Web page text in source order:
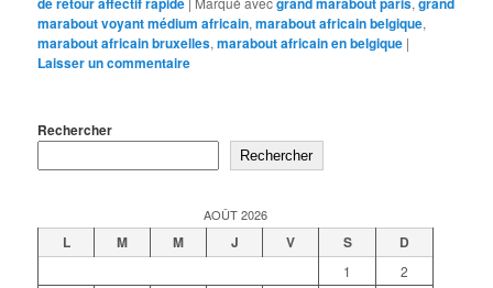
marabout voyant médium africain,marabout africain belgique,
marabout africain bruxelles,marabout africain en belgique |
Laisser un commentaire
Rechercher
Rechercher
AOÛT 2026
L M M J V S D
1
2